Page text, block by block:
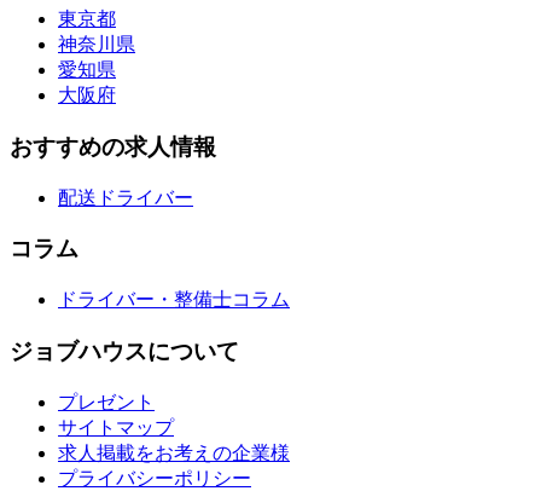
東京都
神奈川県
愛知県
大阪府
おすすめの求人情報
配送ドライバー
コラム
ドライバー・整備士コラム
ジョブハウスについて
プレゼント
サイトマップ
求人掲載をお考えの企業様
プライバシーポリシー